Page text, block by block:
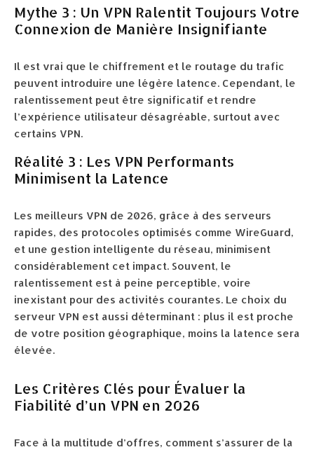
Mythe 3 : Un VPN Ralentit Toujours Votre
Connexion de Manière Insignifiante
Il est vrai que le chiffrement et le routage du trafic
peuvent introduire une légère latence. Cependant, le
ralentissement peut être significatif et rendre
l’expérience utilisateur désagréable, surtout avec
certains VPN.
Réalité 3 : Les VPN Performants
Minimisent la Latence
Les meilleurs VPN de 2026, grâce à des serveurs
rapides, des protocoles optimisés comme WireGuard,
et une gestion intelligente du réseau, minimisent
considérablement cet impact. Souvent, le
ralentissement est à peine perceptible, voire
inexistant pour des activités courantes. Le choix du
serveur VPN est aussi déterminant : plus il est proche
de votre position géographique, moins la latence sera
élevée.
Les Critères Clés pour Évaluer la
Fiabilité d’un VPN en 2026
Face à la multitude d’offres, comment s’assurer de la